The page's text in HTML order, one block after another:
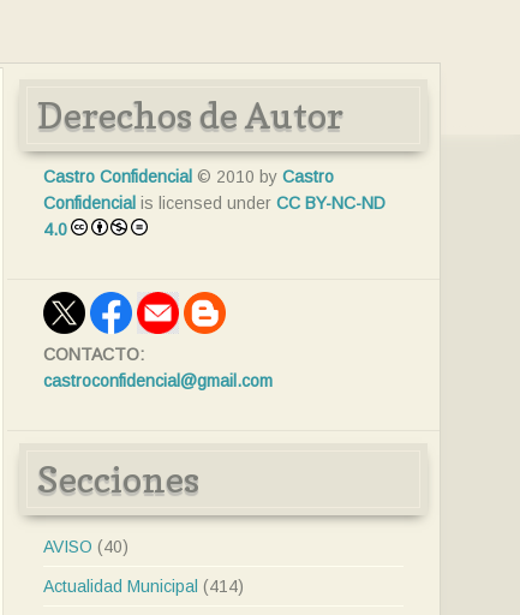
Derechos de Autor
Castro Confidencial © 2010 by Castro
Confidencial is licensed under CC BY-NC-ND
4.0
CONTACTO:
castroconfidencial@gmail.com
Secciones
AVISO (40)
Actualidad Municipal (414)